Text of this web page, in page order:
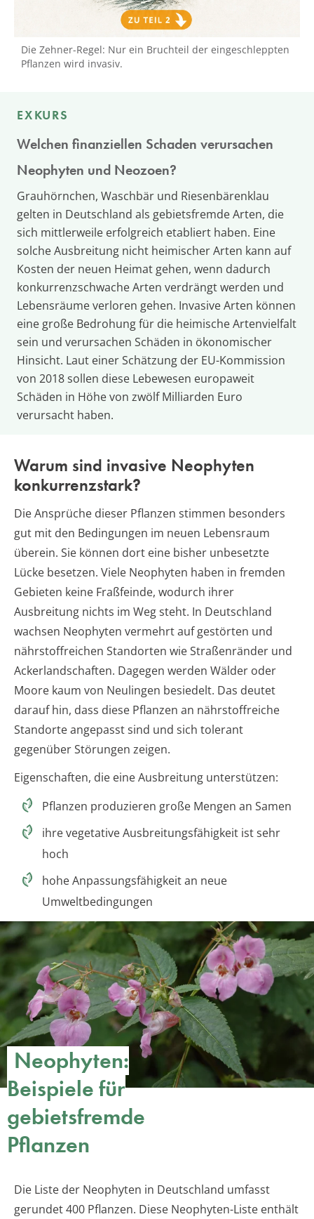
Die Zehner-Regel: Nur ein Bruchteil der eingeschleppten
Pflanzen wird invasiv.
EXKURS
Welchen finanziellen Schaden verursachen
Neophyten und Neozoen?
Grauhörnchen, Waschbär und Riesenbärenklau
gelten in Deutschland als gebietsfremde Arten, die
sich mittlerweile erfolgreich etabliert haben. Eine
solche Ausbreitung nicht heimischer Arten kann auf
Kosten der neuen Heimat gehen, wenn dadurch
konkurrenzschwache Arten verdrängt werden und
Lebensräume verloren gehen. Invasive Arten können
eine große Bedrohung für die heimische Artenvielfalt
sein und verursachen Schäden in ökonomischer
Hinsicht. Laut einer Schätzung der EU-Kommission
von 2018 sollen diese Lebewesen europaweit
Schäden in Höhe von zwölf Milliarden Euro
verursacht haben.
Warum sind invasive Neophyten
konkurrenzstark?
Die Ansprüche dieser Pflanzen stimmen besonders
gut mit den Bedingungen im neuen Lebensraum
überein. Sie können dort eine bisher unbesetzte
Lücke besetzen. Viele Neophyten haben in fremden
Gebieten keine Fraßfeinde, wodurch ihrer
Ausbreitung nichts im Weg steht. In Deutschland
wachsen Neophyten vermehrt auf gestörten und
nährstoffreichen Standorten wie Straßenränder und
Ackerlandschaften. Dagegen werden Wälder oder
Moore kaum von Neulingen besiedelt. Das deutet
darauf hin, dass diese Pflanzen an nährstoffreiche
Standorte angepasst sind und sich tolerant
gegenüber Störungen zeigen.
Eigenschaften, die eine Ausbreitung unterstützen:
Pflanzen produzieren große Mengen an Samen
ihre vegetative Ausbreitungsfähigkeit ist sehr
hoch
hohe Anpassungsfähigkeit an neue
Umweltbedingungen
Neophyten:
Beispiele für
gebietsfremde
Pflanzen
Die Liste der Neophyten in Deutschland umfasst
gerundet 400 Pflanzen. Diese Neophyten-Liste enthält